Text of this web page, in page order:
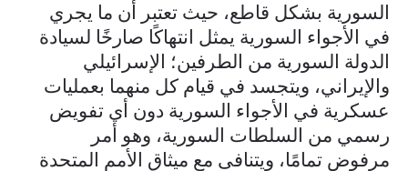
السورية بشكل قاطع، حيث تعتبر أن ما يجري
في الأجواء السورية يمثل انتهاكًا صارخًا لسيادة
الدولة السورية من الطرفين؛ الإسرائيلي
والإيراني، ويتجسد في قيام كل منهما بعمليات
عسكرية في الأجواء السورية دون أي تفويض
رسمي من السلطات السورية، وهو أمر
مرفوض تمامًا، ويتنافى مع ميثاق الأمم المتحدة